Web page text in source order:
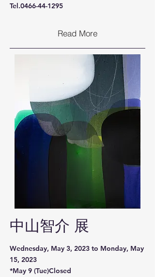
Tel.0466-44-1295
Read More
​中山智介 展
Wednesday, May 3, 2023 to Monday, May
15, 2023
*May 9 (Tue)​Closed